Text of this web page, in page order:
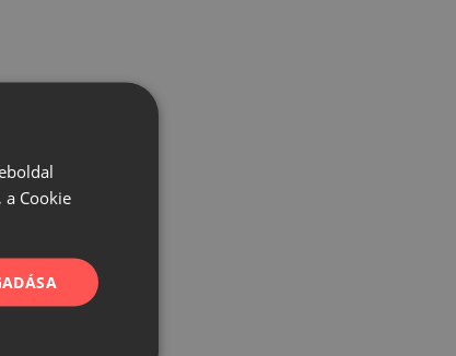
a Cookie